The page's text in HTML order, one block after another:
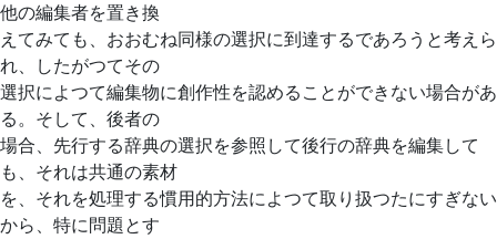
他の編集者を置き換
えてみても、おおむね同様の選択に到達するであろうと考えら
れ、したがつてその
選択によつて編集物に創作性を認めることができない場合があ
る。そして、後者の
場合、先行する辞典の選択を参照して後行の辞典を編集して
も、それは共通の素材
を、それを処理する慣用的方法によつて取り扱つたにすぎない
から、特に問題とす